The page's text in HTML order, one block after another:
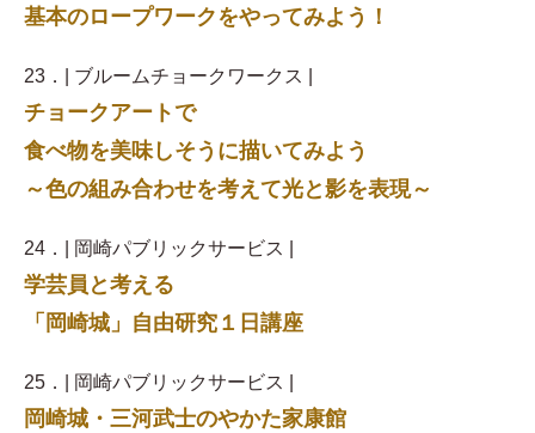
基本のロープワークをやってみよう！
23．| ブルームチョークワークス |
チョークアートで
食べ物を美味しそうに描いてみよう
～色の組み合わせを考えて光と影を表現～
24．| 岡崎パブリックサービス |
学芸員と考える
「岡崎城」自由研究１日講座
25．| 岡崎パブリックサービス |
岡崎城・三河武士のやかた家康館